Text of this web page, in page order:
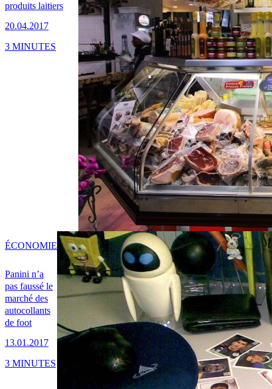
produits laitiers
20.04.2017
3 MINUTES
Panini n’a
pas faussé le
marché des
autocollants
de foot
13.01.2017
ÉCONOMIE
3 MINUTES